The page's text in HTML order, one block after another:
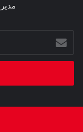
أدخل
بريدك
الإلكتروني